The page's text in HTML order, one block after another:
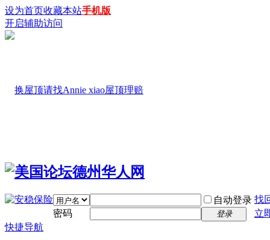
设为首页收藏本站手机版
开启辅助访问
自动登录 找
密码
登录
立
快捷导航